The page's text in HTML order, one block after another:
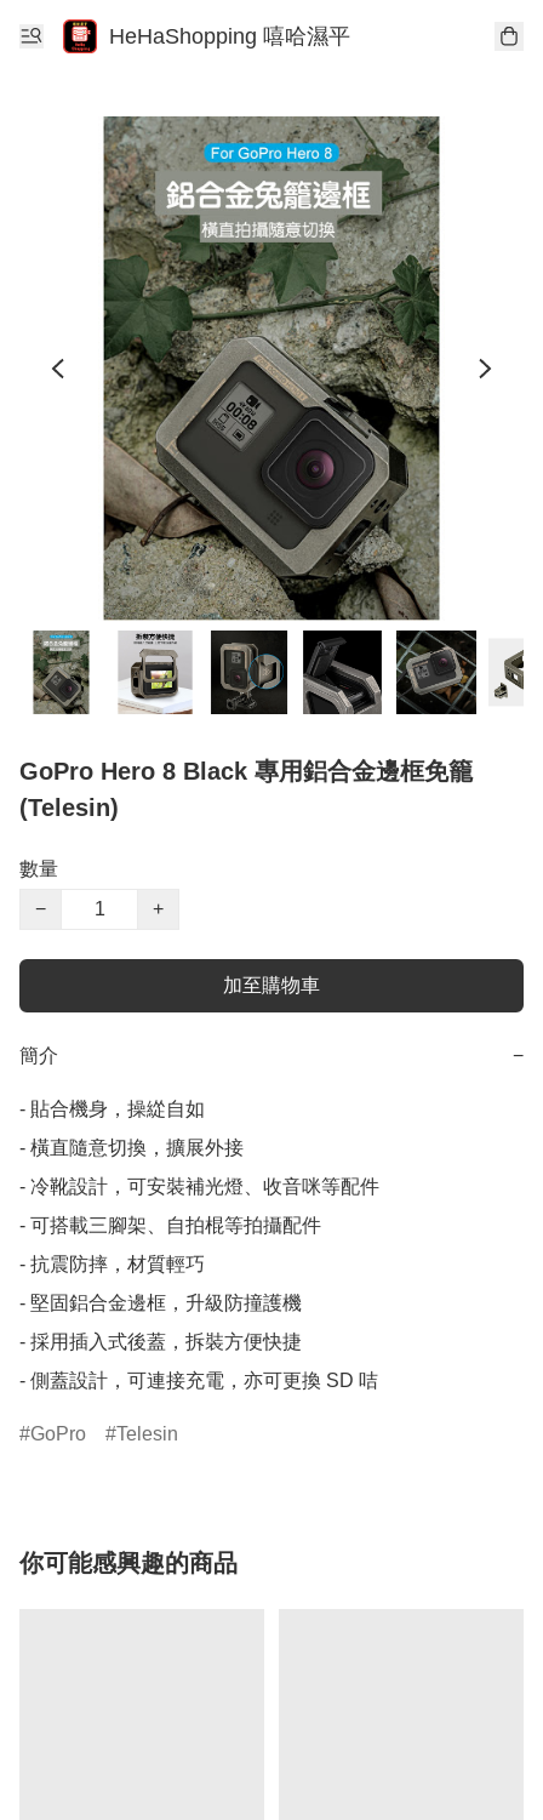
HeHaShopping 嘻哈濕平
GoPro Hero 8 Black 專用鋁合金邊框免籠
(Telesin)
數量
−
+
加至購物車
簡介 −
- 貼合機身，操緃自如
- 橫直隨意切換，擴展外接
- 冷靴設計，可安裝補光燈、收音咪等配件
- 可搭載三腳架、自拍棍等拍攝配件
- 抗震防摔，材質輕巧
- 堅固鋁合金邊框，升級防撞護機
- 採用插入式後蓋，拆裝方便快捷
- 側蓋設計，可連接充電，亦可更換 SD 咭
GoPro Telesin
你可能感興趣的商品